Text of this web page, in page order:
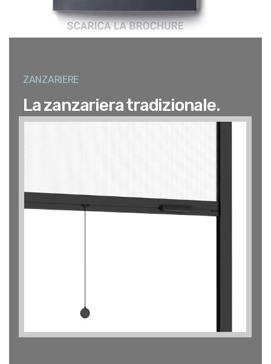
ZANZARIERE
La zanzariera tradizionale.